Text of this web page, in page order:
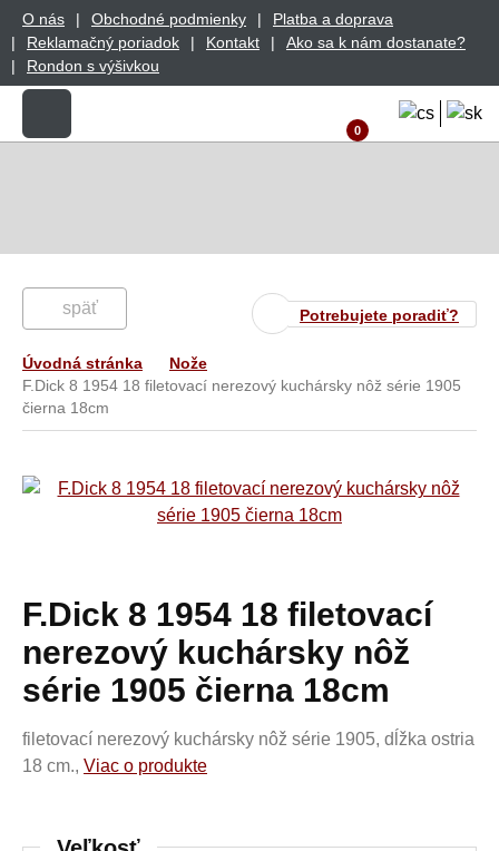
O nás Obchodné podmienky
Platba a doprava
Reklamačný poriadok
Kontakt
Ako sa k nám dostanate?
Rondon s výšivkou
0
Potrebujete poradiť?
späť
Úvodná stránka
Nože
F.Dick 8 1954 18 filetovací nerezový kuchársky nôž série 1905
čierna 18cm
F.Dick 8 1954 18 filetovací
nerezový kuchársky nôž
série 1905 čierna 18cm
filetovací nerezový kuchársky nôž série 1905, dĺžka ostria
18 cm., Viac o produkte